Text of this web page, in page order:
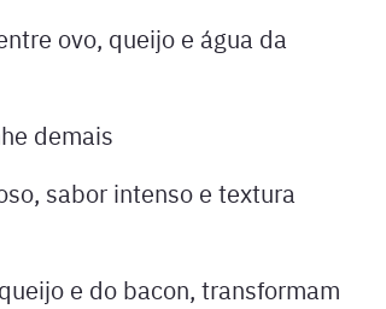
ovo, queijo e água da
demais
sabor intenso e textura
e do bacon, transformam